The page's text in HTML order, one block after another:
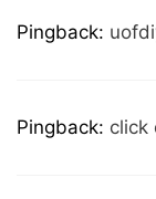
Pingback:
Pingback: click